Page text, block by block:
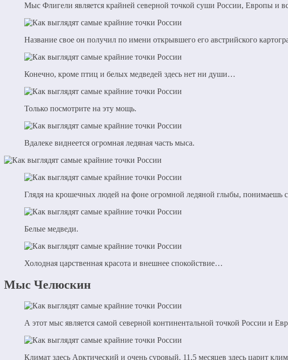
Мыс Флигели является крайней северной точкой суши России, Европы и
Название свое он получил по имени открывшего его австрийского
Конечно, кроме птиц и белых медведей здесь нет ни души…
Только посмотрите на эту мощь.
Вдалеке виднеется огромная ледяная часть мыса.
Глядя на крошечных людей на фоне огромной ледяной глыбы, понимаешь
Белые медведи.
Холодная царственная красота и внешнее спокойствие…
Мыс Челюскин
А этот мыс является самой северной континентальной точкой России и
Климат здесь Арктический и очень суровый. 11,5 месяцев здесь царит